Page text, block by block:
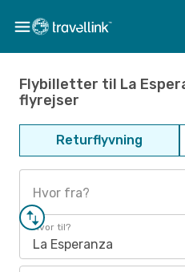
Flybilletter til La
flyrejser
Returflyvning
Hvor fra?
Hvor til?
La Esperanza